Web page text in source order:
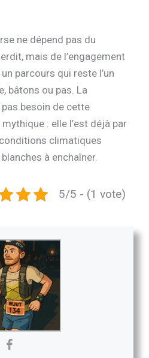
ne dépend pas du
mais de l’engagement
parcours qui reste l’un
bâtons ou pas. La
pas besoin de cette
: elle l’est déjà par
climatiques
à enchaîner.
5/5 - (1 vote)